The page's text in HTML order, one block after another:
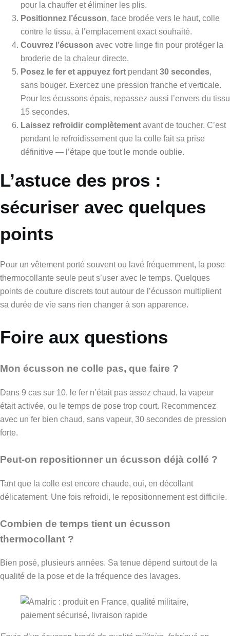
pour la chauffer et éliminer les plis.
Positionnez l’écusson, face brodée vers le haut, colle
contre le tissu, à l’emplacement exact souhaité.
Couvrez l’écusson avec votre linge fin pour protéger la
broderie de la chaleur directe.
Posez le fer et appuyez fort pendant30 secondes,
sans bouger. Exercez une pression franche et verticale.
Pour les écussons épais, repassez aussi l’envers du tissu
15 secondes.
Laissez refroidir complètement avant de toucher. C’est
pendant le refroidissement que la colle fait sa prise
définitive — l’étape que tout le monde oublie.
L’astuce des pros :
sécuriser avec quelques
points
Pour un vêtement porté souvent ou lavé fréquemment, la pose
thermocollante seule peut s’user avec le temps. Quelques
points de couture discrets tout autour de l’écusson multiplient
sa durée de vie sans rien changer à son apparence.
Foire aux questions
Mon écusson ne colle pas, que faire ?
Dans 9 cas sur 10, le fer n’était pas assez chaud, la vapeur
était activée, ou le temps de pose trop court. Recommencez
avec un fer bien chaud, sans vapeur, 30 secondes de pression
forte.
Peut-on repositionner un écusson déjà collé ?
Tant que la colle est encore chaude, oui, en décollant
délicatement. Une fois refroidi, le repositionnement est difficile.
Combien de temps tient un écusson
thermocollant ?
Bien posé, plusieurs années. Sa tenue dépend surtout de la
qualité de la pose et de la fréquence des lavages.